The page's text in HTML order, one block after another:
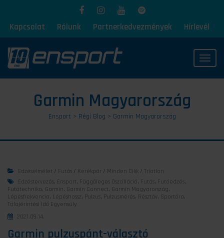
Kapcsolat Rólunk Partnerkedvezmények Hírlevél
Garmin Magyarország
Ensport > Régi Blog > Garmin Magyarország
Edzéselmélet / Futás / Kerékpár / Minden Cikk / Triatlon
Edzéstervezés, Ensport , Függőleges Oszcilláció , Futás, Futóedzés,
Futótechnika, Garmin , Garmin Connect , Garmin Magyarország,
Lépésfrekvencia, Lépéshossz, Pulzus, Pulzusmérés, Résztáv , Sportóra,
Talajérintési Idő Egyensúly
2021.09.14.
Garmin pulzuspánt-választó